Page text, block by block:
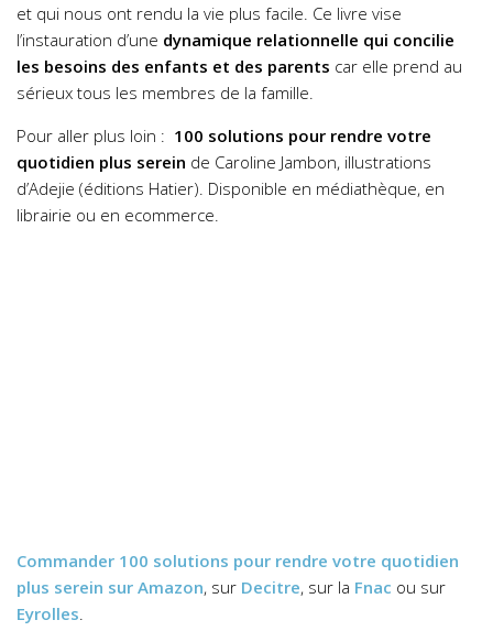
et qui nous ont rendu la vie plus facile. Ce livre vise
l’instauration d’une dynamique relationnelle qui concilie
les besoins des enfants et des parents car elle prend au
sérieux tous les membres de la famille.
Pour aller plus loin : 100 solutions pour rendre votre
quotidien plus serein de Caroline Jambon, illustrations
d’Adejie (éditions Hatier). Disponible en médiathèque, en
librairie ou en ecommerce.
Commander 100 solutions pour rendre votre quotidien
plus serein sur Amazon, sur Decitre, sur la Fnac ou sur
Eyrolles.